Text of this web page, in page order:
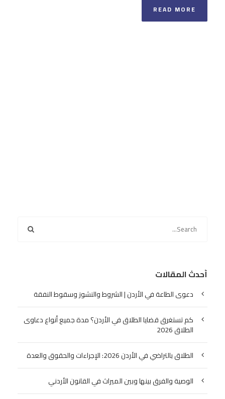
READ MORE
أحدث المقالات
دعوى الطاعة في الأردن | الشروط والنشوز وسقوط النفقة
كم تستغرق قضايا الطلاق في الأردن؟ مدة جميع أنواع دعاوى
الطلاق 2026
الطلاق بالتراضي في الأردن 2026: الإجراءات والحقوق والعدة
الوصية والفرق بينها وبين الميراث في القانون الأردني